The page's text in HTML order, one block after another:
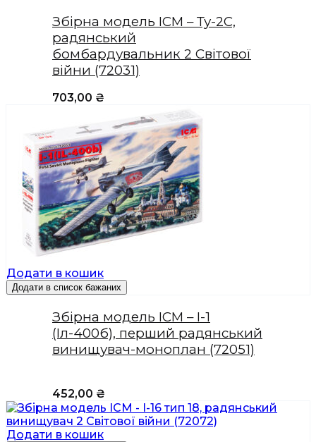
Збірна модель ICM – Ту-2С,
радянський
бомбардувальник 2 Світової
війни (72031)
703,00 ₴
Додати в кошик
Додати в список бажаних
Збірна модель ICM – І-1
(Іл-400б), перший радянський
винищувач-моноплан (72051)
452,00 ₴
Додати в кошик